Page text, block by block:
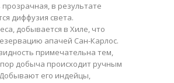
в результате
диффузия света.
добывается в Хиле, что
апачей Сан-Карлос.
примечательна тем,
пор добыча происходит ручным
его индейцы,